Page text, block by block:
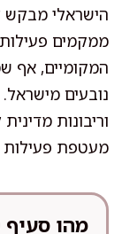
הישראלי מבקש
ממקמים
המקומיים, אף
נובעים מישראל.
וריבונות
מעטפת פעילות
מהו סעיף 9א לפקודת מס הכנסה